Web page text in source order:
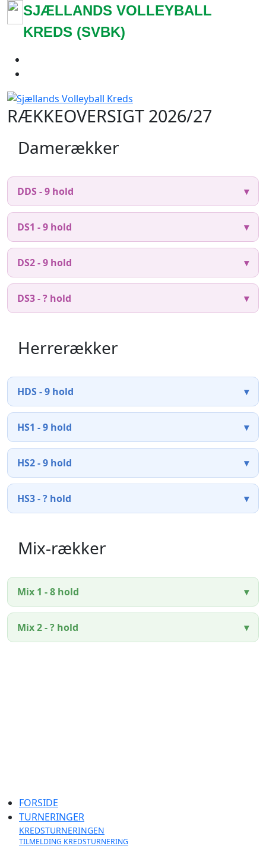
SJÆLLANDS VOLLEYBALL
KREDS (SVBK)
RÆKKEOVERSIGT 2026/27
Damerækker
DDS - 9 hold
DS1 - 9 hold
DS2 - 9 hold
DS3 - ? hold
Herrerækker
HDS - 9 hold
HS1 - 9 hold
HS2 - 9 hold
HS3 - ? hold
Mix-rækker
Mix 1 - 8 hold
Mix 2 - ? hold
FORSIDE
TURNERINGER
KREDSTURNERINGEN
TILMELDING KREDSTURNERING